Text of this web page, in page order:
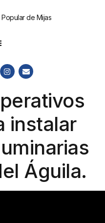
instalar
Águila.